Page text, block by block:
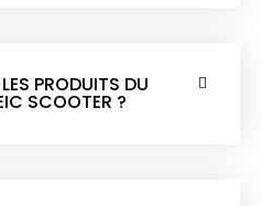
PRODUITS DU
SCOOTER ?